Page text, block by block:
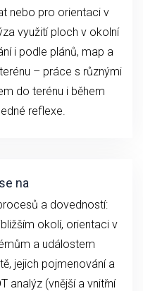
nebo pro orientaci v
využití ploch v okolní
i podle plánů, map a
– práce s různými
do terénu i během
reflexe.
na
a dovedností:
okolí, orientaci v
a událostem
jejich pojmenování a
analýz (vnější a vnitřní